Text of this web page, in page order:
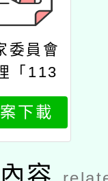
委員會
「113
度客語
十二年
校訂課
優良教
下載
容